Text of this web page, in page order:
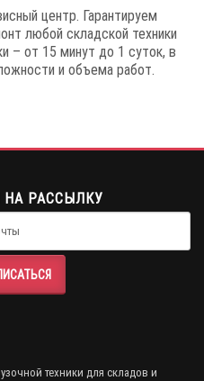
центр. Гарантируем
любой складской техники
– от 15 минут до 1 суток, в
и объема работ.
НА РАССЫЛКУ
техники для складов и